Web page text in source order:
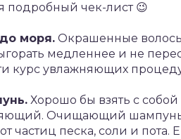
подробный чек-лист 😉
моря. Окрашенные
медленнее и не
курс увлажняющих
Хорошо бы взять с
Очищающий шампунь
частиц песка, соли и пота.